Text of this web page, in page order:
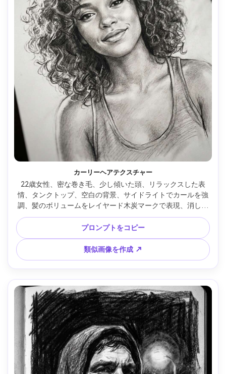
カーリーヘアテクスチャー
22歳女性、密な巻き毛、少し傾いた頭、リラックスした表
情、タンクトップ、空白の背景、サイドライトでカールを強
調、髪のボリュームをレイヤード木炭マークで表現、消しゴ
ムで拾った鋭いハイライト、柔らかくブレンドされた肌のト
ーン、目のエッジくっきり、自信あふれる現代的ムード、高
精細な描写、85mmレンズ、浅い被写界深度 --ar 4:5
プロンプトをコピー
類似画像を作成 ↗